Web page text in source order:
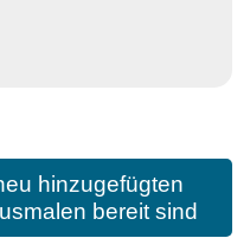
hinzugefügten
bereit sind